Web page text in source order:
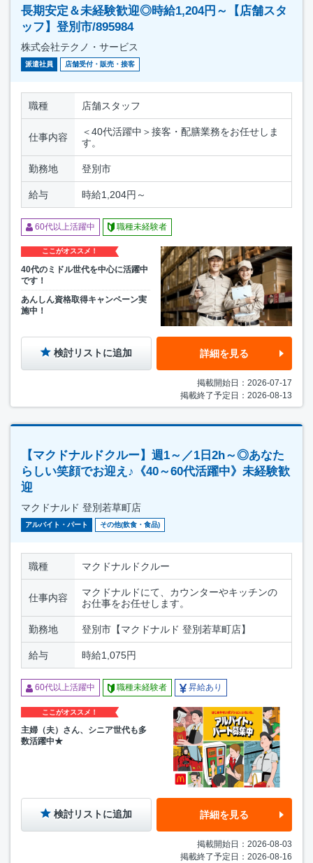
長期安定＆未経験歓迎◎時給1,204円～【店舗スタ
ッフ】登別市/895984
株式会社テクノ・サービス
派遣社員 店舗受付・販売・接客
職種 店舗スタッフ
仕事内容
＜40代活躍中＞接客・配膳業務をお任せしま
す。
勤務地 登別市
給与 時給1,204円～
60代以上活躍中 職種未経験者
ここがオススメ！
40代のミドル世代を中心に活躍中
です！
あんしん資格取得キャンペーン実
施中！
検討リストに追加 詳細を見る
掲載開始日：2026-07-17
掲載終了予定日：2026-08-13
【マクドナルドクルー】週1～／1日2h～◎あなた
らしい笑顔でお迎え♪《40～60代活躍中》未経験歓
迎
マクドナルド 登別若草町店
アルバイト・パート その他(飲食・食品)
職種 マクドナルドクルー
仕事内容
マクドナルドにて、カウンターやキッチンの
お仕事をお任せします。
勤務地 登別市【マクドナルド 登別若草町店】
給与 時給1,075円
60代以上活躍中 職種未経験者 昇給あり
ここがオススメ！
主婦（夫）さん、シニア世代も多
数活躍中★
検討リストに追加 詳細を見る
掲載開始日：2026-08-03
掲載終了予定日：2026-08-16